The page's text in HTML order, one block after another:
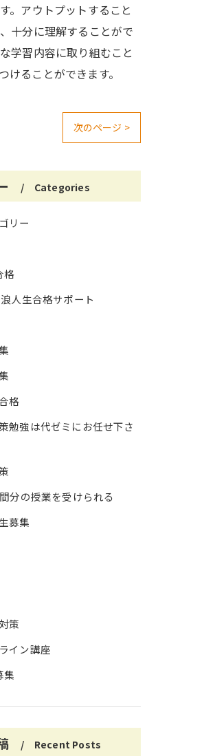
。アウトプットすること
十分に理解することがで
学習内容に取り組むこと
ることができます。
次のページ >
Categories
リー
格
人生合格サポート
格
勉強は代ゼミにお任せ下さ
分の授業を受けられる
募集
策
イン講座
集
Recent Posts